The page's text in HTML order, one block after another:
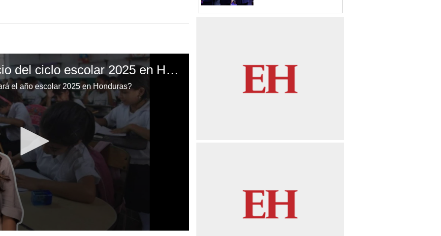
Todo listo para el inicio del ciclo escolar 2025 en Honduras
el año escolar 2025 en Honduras?